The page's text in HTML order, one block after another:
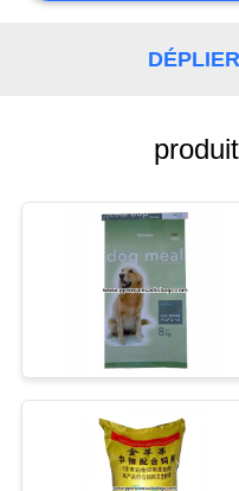
PRIVACY
POLICY